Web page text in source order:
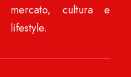
mercato, cultura e
lifestyle.